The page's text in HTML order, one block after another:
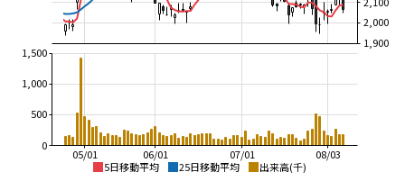
5日移動平均 25日移動平均 出来高(千)
08/03
07/01
06/01
05/01
1,900
2,000
0
500
1,000
1,500